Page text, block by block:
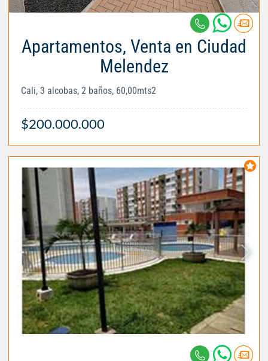
Apartamentos, Venta en Ciudad
Melendez
Cali, 3 alcobas, 2 baños, 60,00mts2
$200.000.000